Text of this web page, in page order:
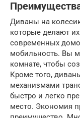
Диваны на
которые делают
современных
мобильность. Вы
комнате, чтобы
Кроме того,
механизмами
быстро и легко
место. Экономия